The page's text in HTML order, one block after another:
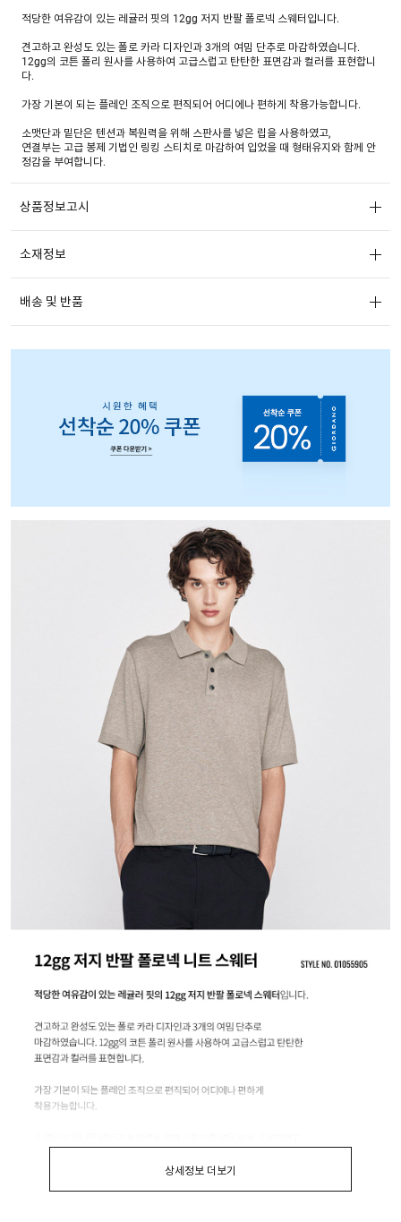
적당한 여유감이 있는 레귤러 핏의 12gg 저지 반팔 폴로넥 스웨터입니다.
견고하고 완성도 있는 폴로 카라 디자인과 3개의 여밈 단추로 마감하였습니다.
12gg의 코튼 폴리 원사를 사용하여 고급스럽고 탄탄한 표면감과 컬러를 표현합니
다.
가장 기본이 되는 플레인 조직으로 편직되어 어디에나 편하게 착용가능합니다.
소맷단과 밑단은 텐션과 복원력을 위해 스판사를 넣은 립을 사용하였고,
연결부는 고급 봉제 기법인 링킹 스티치로 마감하여 입었을 때 형태유지와 함께 안
정감을 부여합니다.
상품정보고시
소재정보
배송 및 반품
상세정보 더보기